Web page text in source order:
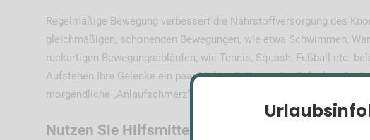
Regelmäßige Bewegung verbessert die Nährstoffversorgung des
gleichmäßigen, schonenden Bewegungen, wie etwa Schwimmen,
ruckartigen Bewegungsabläufen, wie Tennis, Squash, Fußball etc.
Aufstehen Ihre Gelenke ein paar Mal im Bett, um die
morgendliche „Anlaufschmerz“ mildern.
Nutzen Sie Hilfsmittel!